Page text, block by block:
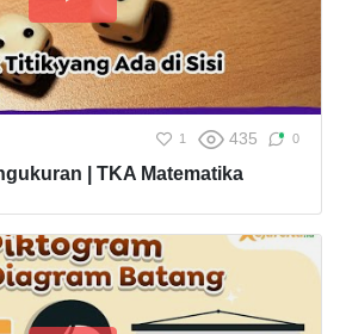
1 435 0
| TKA Matematika